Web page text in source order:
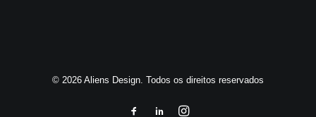
© 2026 Aliens Design. Todos os direitos reservados